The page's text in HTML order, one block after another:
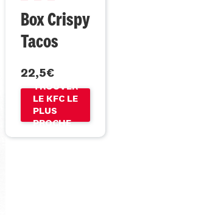
Box Crispy
Tacos
22,5€
TROUVER
LE KFC LE
PLUS
PROCHE